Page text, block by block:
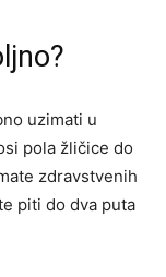
uzimati u
pola žličice do
zdravstvenih
piti do dva puta